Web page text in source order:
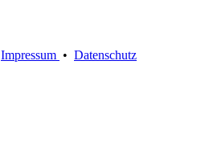
Impressum • Datenschutz